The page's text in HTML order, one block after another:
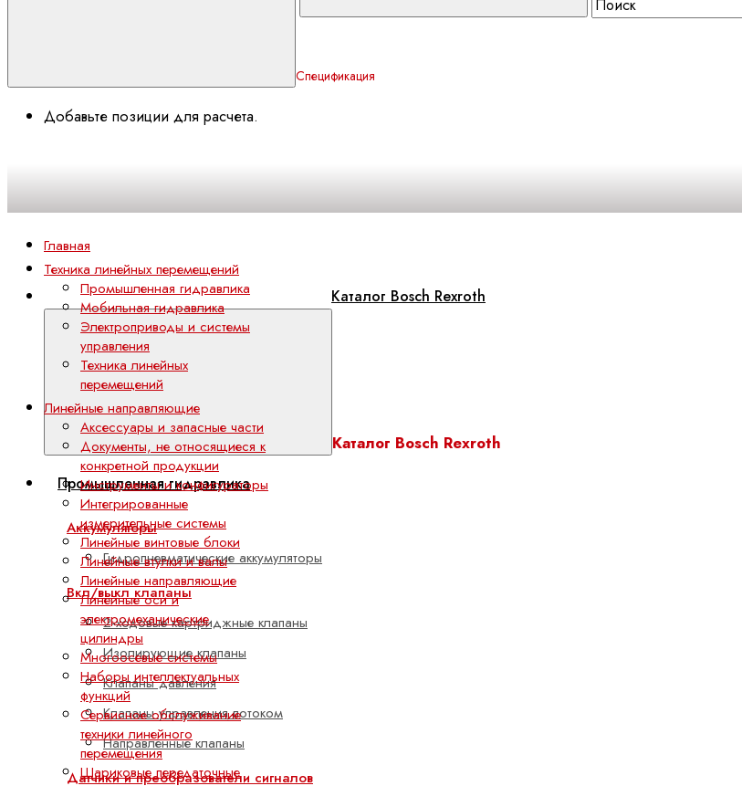
Спецификация
Добавьте позиции для расчета.
Каталог Bosch Rexroth
Каталог Bosch Rexroth
Промышленная гидравлика
Аккумуляторы
Гидропневматические аккумуляторы
Вкл/выкл клапаны
2-ходовые картриджные клапаны
Изолирующие клапаны
Клапаны давления
Клапаны управления потоком
Направленные клапаны
Датчики и преобразователи сигналов
Главная
Техника линейных перемещений
Промышленная гидравлика
Мобильная гидравлика
Электроприводы и системы
управления
Техника линейных
перемещений
Линейные направляющие
Аксессуары и запасные части
Документы, не относящиеся к
конкретной продукции
Инструменты и конфигураторы
Интегрированные
измерительные системы
Линейные винтовые блоки
Линейные втулки и валы
Линейные направляющие
Линейные оси и
электромеханические
цилиндры
Многоосевые системы
Наборы интеллектуальных
функций
Сервисное обслуживание
техники линейного
перемещения
Шариковые передаточные